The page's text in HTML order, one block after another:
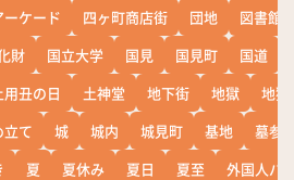
ケード 四ヶ町商店街 団地
図書館
財 国立大学 国見 国見町 国道
用丑の日 土神堂 地下街 地獄
地獄
立て 城 城内 城見町 基地
墓参
夏 夏休み 夏日 夏至
外国人バ